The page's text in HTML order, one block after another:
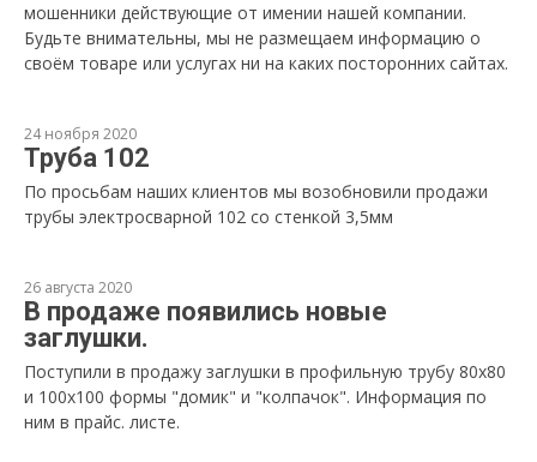
мошенники действующие от имении нашей компании.
Будьте внимательны, мы не размещаем информацию о
своём товаре или услугах ни на каких посторонних сайтах.
24 ноября 2020
Труба 102
По просьбам наших клиентов мы возобновили продажи
трубы электросварной 102 со стенкой 3,5мм
26 августа 2020
В продаже появились новые
заглушки.
Поступили в продажу заглушки в профильную трубу 80х80
и 100х100 формы "домик" и "колпачок". Информация по
ним в прайс. листе.